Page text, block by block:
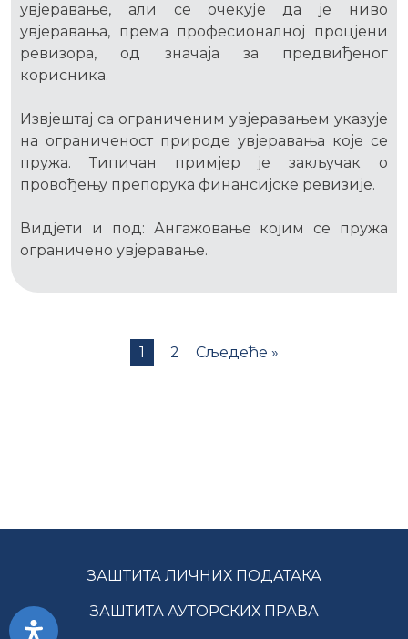
увјеравање, али се очекује да је ниво
увјеравања, према професионалној процјени
ревизора, од значаја за предвиђеног
корисника.
Извјештај са ограниченим увјеравањем указује
на ограниченост природе увјеравања које се
пружа. Типичан примјер је закључак о
провођењу препорука финансијске ревизије.
Видјети и под: Ангажовање којим се пружа
ограничено увјеравање.
1 2 Сљедеће »
ЗАШТИТА ЛИЧНИХ ПОДАТАКА
ЗАШТИТА АУТОРСКИХ ПРАВА